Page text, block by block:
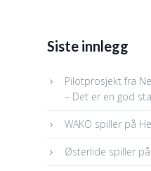
Siste innlegg
Pilotprosjekt fra
– Det er en god
WAKO spiller på
Østerlide spiller på